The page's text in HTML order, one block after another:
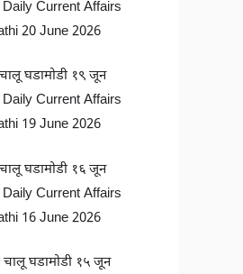
Current Affairs
20 June 2026
घडामोडी १९ जून
Current Affairs
19 June 2026
घडामोडी १६ जून
Current Affairs
16 June 2026
घडामोडी १५ जून